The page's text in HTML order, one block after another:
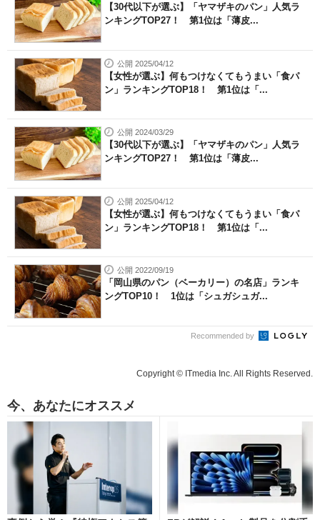
【30代以下が選ぶ】「ヤマザキのパン」人気ラ
ンキングTOP27！ 第1位は「薄皮...
公開 2025/04/12
【女性が選ぶ】何もつけなくてもうまい「食パ
ン」ランキングTOP18！ 第1位は「...
公開 2024/03/29
【30代以下が選ぶ】「ヤマザキのパン」人気ラ
ンキングTOP27！ 第1位は「薄皮...
公開 2025/04/12
【女性が選ぶ】何もつけなくてもうまい「食パ
ン」ランキングTOP18！ 第1位は「...
公開 2022/09/19
「岡山県のパン（ベーカリー）の名店」ランキ
ングTOP10！ 1位は「シュガシュガ...
Recommended by
Copyright © ITmedia Inc. All Rights Reserved.
今、あなたにオススメ